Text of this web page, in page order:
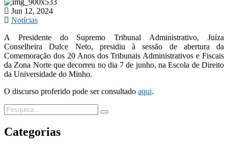
Jun 12, 2024
Notícias
A Presidente do Supremo Tribunal Administrativo, Juíza
Conselheira Dulce Neto, presidiu à sessão de abertura da
Comemoração dos 20 Anos dos Tribunais Administrativos e Fiscais
da Zona Norte que decorreu no dia 7 de junho, na Escola de Direito
da Universidade do Minho.
O discurso proferido pode ser consultado aqui.
Categorias